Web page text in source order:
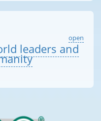
open
leaders and